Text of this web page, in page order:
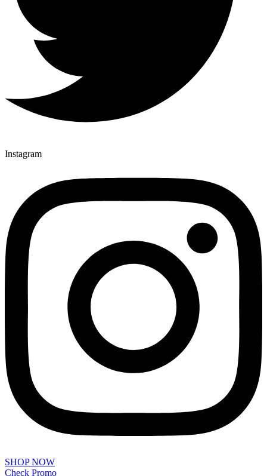
Instagram
SHOP NOW
Check Promo